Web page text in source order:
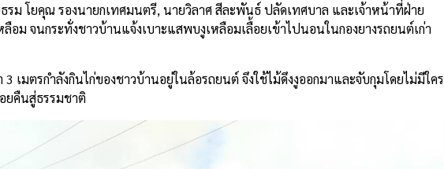
โยคุณ รองนายกเทศมนตรี, นายวิลาศ สีละพันธ์ ปลัดเทศบาล และเจ้าหน้าที่ฝ่าย
ม จนกระทั่งชาวบ้านแจ้งเบาะแสพบงูเหลือมเลื้อยเข้าไปนอนในกองยางรถยนต์เก่า
เมตรกำลังกินไก่ของชาวบ้านอยู่ในล้อรถยนต์ จึงใช้ไม้ดึงงูออกมาและจับกุมโดยไม่มีใคร
ยคืนสู่ธรรมชาติ